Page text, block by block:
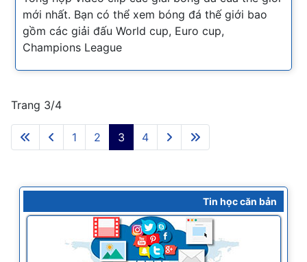
mới nhất. Bạn có thể xem bóng đá thế giới bao
gồm các giải đấu World cup, Euro cup,
Champions League
Trang 3/4
1 2 3 4
Tin học căn bản